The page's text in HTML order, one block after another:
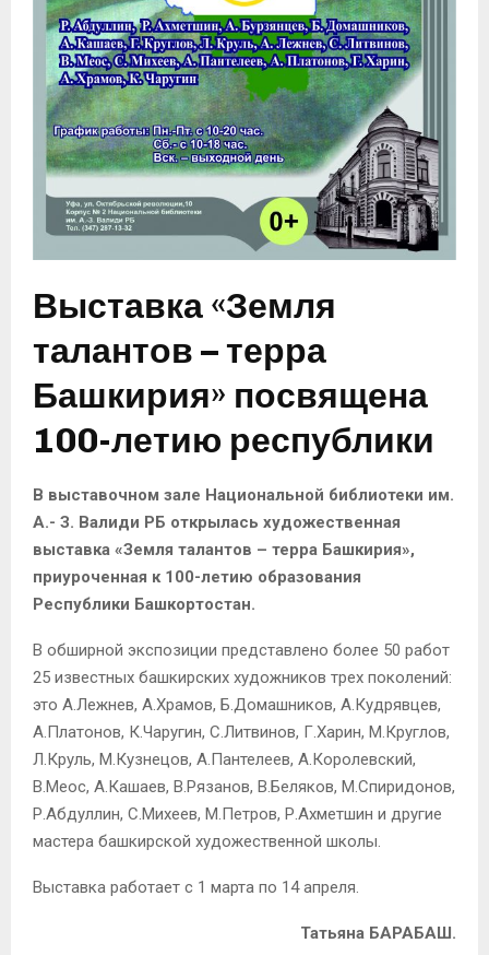
Выставка «Земля
талантов – терра
Башкирия» посвящена
100-летию республики
В выставочном зале Национальной библиотеки им.
А.- З. Валиди РБ открылась художественная
выставка «Земля талантов – терра Башкирия»,
приуроченная к 100-летию образования
Республики Башкортостан.
В обширной экспозиции представлено более 50 работ
25 известных башкирских художников трех поколений:
это А.Лежнев, А.Храмов, Б.Домашников, А.Кудрявцев,
А.Платонов, К.Чаругин, С.Литвинов, Г.Харин, М.Круглов,
Л.Круль, М.Кузнецов, А.Пантелеев, А.Королевский,
В.Меос, А.Кашаев, В.Рязанов, В.Беляков, М.Спиридонов,
Р.Абдуллин, С.Михеев, М.Петров, Р.Ахметшин и другие
мастера башкирской художественной школы.
Выставка работает с 1 марта по 14 апреля.
Татьяна БАРАБАШ.